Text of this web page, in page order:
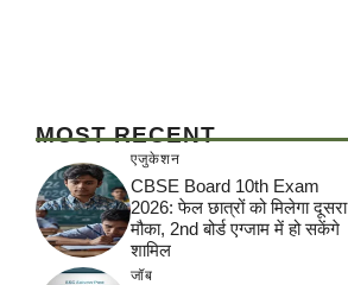
MOST RECENT
एजुकेशन
CBSE Board 10th Exam
2026: फेल छात्रों को मिलेगा दूसरा
मौका, 2nd बोर्ड एग्जाम में हो सकेंगे
शामिल
जॉब